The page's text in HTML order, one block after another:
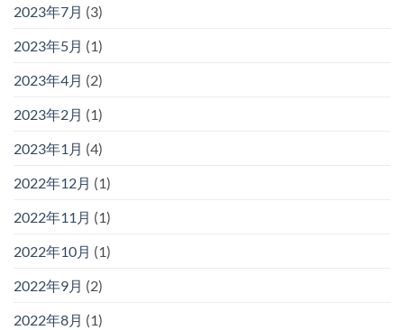
2023年7月 (3)
2023年5月 (1)
2023年4月 (2)
2023年2月 (1)
2023年1月 (4)
2022年12月 (1)
2022年11月 (1)
2022年10月 (1)
2022年9月 (2)
2022年8月 (1)